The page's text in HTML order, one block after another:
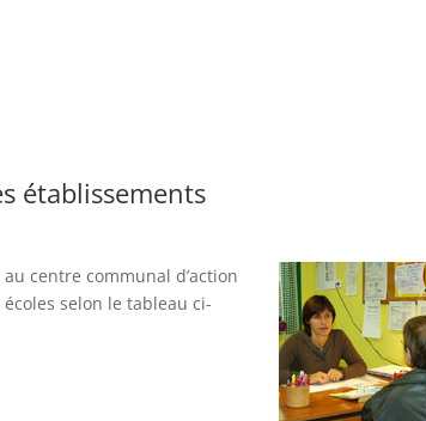
établissements
centre communal d’action
selon le tableau ci-